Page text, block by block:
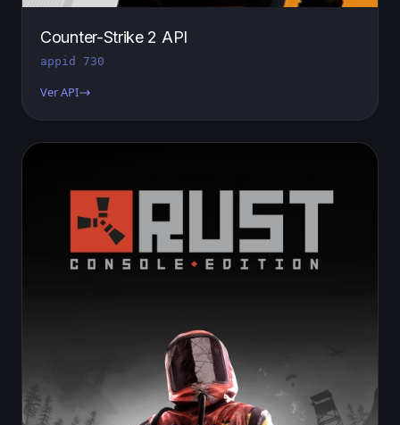
Counter-Strike 2 API
appid 730
Ver API